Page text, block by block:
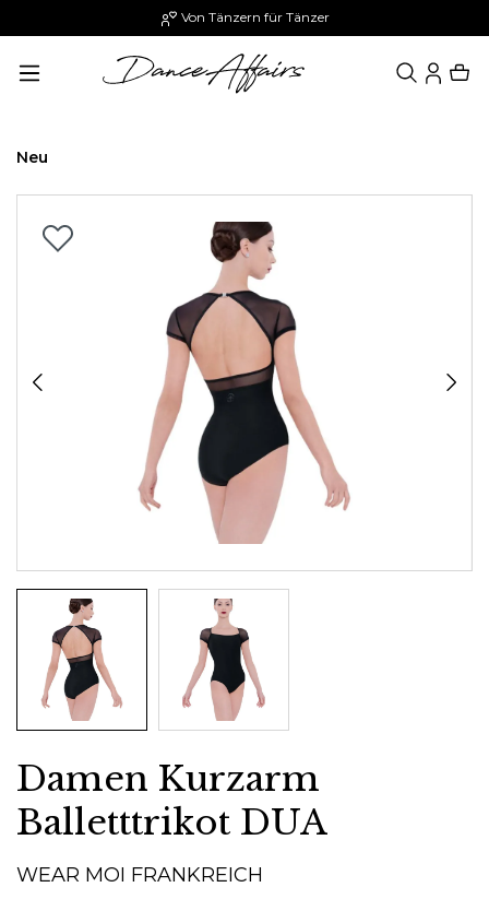
Von Tänzern für Tänzer
Neu
Damen Kurzarm
Balletttrikot DUA
WEAR MOI FRANKREICH